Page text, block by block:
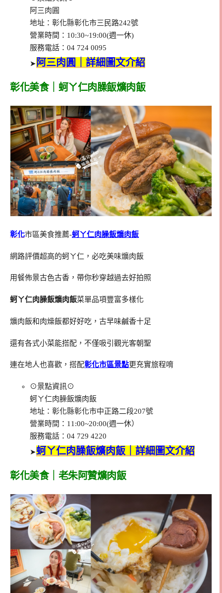
阿三肉圓
地址：彰化縣彰化市三民路242號
營業時間：10:30~19:00(週一休)
服務電話：04 724 0095
➤ 阿三肉圓｜詳細圖文介紹
彰化美食｜蚵ㄚ仁肉臊飯爌肉飯
彰化市區美食推薦-蚵ㄚ仁肉臊飯爌肉飯
網路評價超高的蚵ㄚ仁，必吃美味爌肉飯
用餐佈景古色古香，帶你秒穿越過去好拍照
蚵ㄚ仁肉臊飯爌肉飯菜單品項豐富多樣化
爌肉飯和肉燥飯都好好吃，古早味鹹香十足
還有各式小菜能搭配，不僅吸引觀光客朝聖
連在地人也喜歡，搭配彰化市區景點更充實旅程唷
⊙景點資訊⊙
蚵ㄚ仁肉臊飯爌肉飯
地址：彰化縣彰化市中正路二段207號
營業時間：11:00~20:00(週一休）
服務電話：04 729 4220
➤蚵ㄚ仁肉臊飯爌肉飯｜詳細圖文介紹
彰化美食｜老朱阿贊爌肉飯